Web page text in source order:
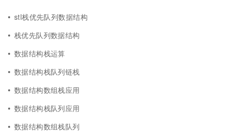
stl栈优先队列数据结构
栈优先队列数据结构
数据结构栈运算
数据结构栈队列链栈
数据结构数组栈应用
数据结构栈队列应用
数据结构数组栈队列